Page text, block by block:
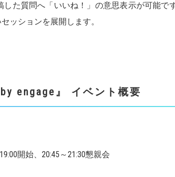
た質問へ「いいね！」の意思表示が可能で
ッションを展開します。
engage』 イベント概要
開始、20:45～21:30懇親会